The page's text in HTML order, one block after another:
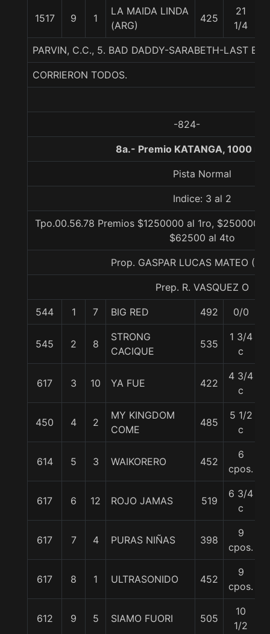
1517 9 1
LA MAIDA LINDA
(ARG)
425
21
1/4
PARVIN, C.C., 5. BAD DADDY-SARABETH-LAST
CORRIERON TODOS.
-824-
8a.- Premio KATANGA, 1000
Pista Normal
Indice: 3 al 2
Tpo.00.56.78 Premios $1250000 al 1ro, $250000
$62500 al 4to
Prop. GASPAR LUCAS MATEO
Prep. R. VASQUEZ O
544 1 7 BIG RED 492 0/0
545 2 8
STRONG
CACIQUE
535
1 3/4
c
617 3 10 YA FUE 422
4 3/4
c
450 4 2
MY KINGDOM
COME
485
5 1/2
c
614 5 3 WAIKORERO 452
6
cpos.
617 6 12 ROJO JAMAS 519
6 3/4
c
617 7 4 PURAS NIÑAS 398
9
cpos.
617 8 1 ULTRASONIDO 452
9
cpos.
612 9 5 SIAMO FUORI 505
10
1/2